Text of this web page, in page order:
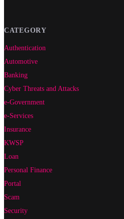
CATEGORY
Authentication
Automotive
Banking
Cyber Threats and Attacks
e-Government
e-Services
Insurance
KWSP
Loan
Personal Finance
Portal
Scam
Security